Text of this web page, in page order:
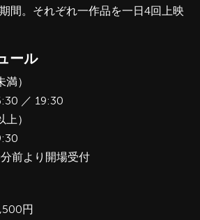
間。それぞれ一作品を一日4回上映
ール
）
／ 19:30
）
前より開場受付
円